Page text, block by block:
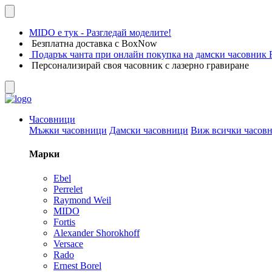
MIDO е тук - Разгледай моделите!
Безплатна доставка с BoxNow
Подарък чанта при онлайн покупка на дамски часовник
Персонализирай своя часовник с лазерно гравиране
Часовници
Мъжки часовници Дамски часовници Виж всички
Марки
Ebel
Perrelet
Raymond Weil
MIDO
Fortis
Alexander Shorokhoff
Versace
Rado
Ernest Borel